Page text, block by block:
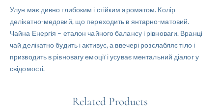
Улун має дивно глибоким і стійким ароматом. Колір
делікатно-медовий, що переходить в янтарно-матовий.
Чайна Енергія – еталон чайного балансу і рівноваги. Вранці
чай делікатно будить і активує, а ввечері розслабляє тіло і
призводить в рівновагу емоції і усуває ментальний діалог у
свідомості.
Related Products